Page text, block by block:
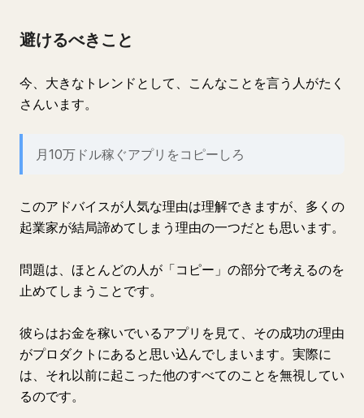
避けるべきこと
今、大きなトレンドとして、こんなことを言う人がたく
さんいます。
月10万ドル稼ぐアプリをコピーしろ
このアドバイスが人気な理由は理解できますが、多くの
起業家が結局諦めてしまう理由の一つだとも思います。
問題は、ほとんどの人が「コピー」の部分で考えるのを
止めてしまうことです。
彼らはお金を稼いでいるアプリを見て、その成功の理由
がプロダクトにあると思い込んでしまいます。実際に
は、それ以前に起こった他のすべてのことを無視してい
るのです。